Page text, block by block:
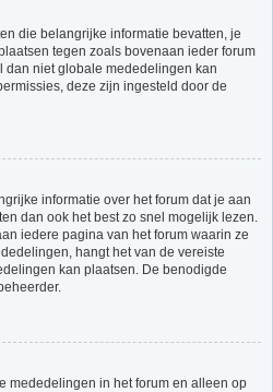
die belangrijke informatie bevatten, je
tegen zoals bovenaan ieder forum
dan niet globale mededelingen kan
deze zijn ingesteld door de
informatie over het forum dat je aan
dan ook het best zo snel mogelijk lezen.
iedere pagina van het forum waarin ze
hangt het van de vereiste
kan plaatsen. De benodigde
mededelingen in het forum en alleen op